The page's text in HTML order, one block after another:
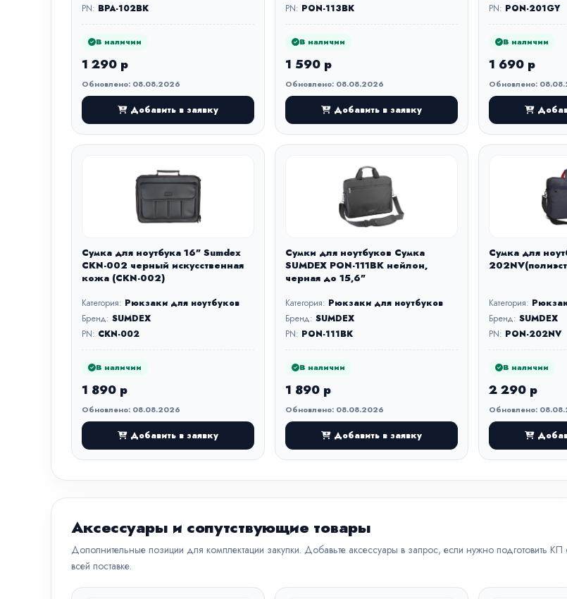
PN: BPA-102BK
В наличии
1 290 р
Обновлено: 08.08.2026
Добавить в заявку
PN: PON-113BK
В наличии
1 590 р
Обновлено: 08.08.2026
Добавить в заявку
PN: PON-201GY
В наличии
1 690 р
Обновлено:
Сумка для ноутбука 16" Sumdex
CKN-002 черный искусственная
кожа (CKN-002)
Категория: Рюкзаки для ноутбуков
Бренд: SUMDEX
PN: CKN-002
В наличии
1 890 р
Обновлено: 08.08.2026
Добавить в заявку
Сумки для ноутбуков Сумка
SUMDEX PON-111BK нейлон,
черная до 15,6"
Категория: Рюкзаки для ноутбуков
Бренд: SUMDEX
PN: PON-111BK
В наличии
1 890 р
Обновлено: 08.08.2026
Добавить в заявку
Сумка для
Категория:
Бренд: SUMDEX
PN: PON-202NV
В наличии
2 290 р
Обновлено:
Аксессуары и сопутствующие товары
Дополнительные позиции для комплектации закупки. Добавьте аксессуары в запрос, если нужно подготовить КП
всей поставке.